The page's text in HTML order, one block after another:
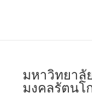
มหาวิทยาลั
มงคลรัตนโ